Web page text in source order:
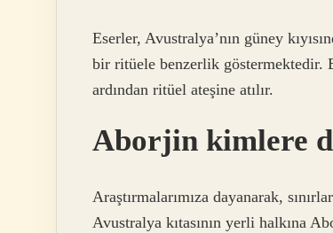
Eserler, Avustralya’nın güney
bir ritüele benzerlik göstermektedir.
ardından ritüel ateşine atılır.
Aborjin kimlere
Araştırmalarımıza dayanarak,
Avustralya kıtasının yerli halkına